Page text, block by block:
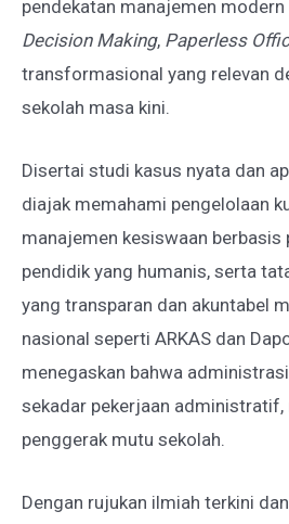
pendekatan manajemen
Decision Making, Paperless
transformasional yang relevan
sekolah masa kini.
Disertai studi kasus nyata dan
diajak memahami pengelolaan
manajemen kesiswaan
pendidik yang humanis, serta
yang transparan dan akuntabel
nasional seperti ARKAS dan
menegaskan bahwa
sekadar pekerjaan administratif,
penggerak mutu sekolah.
Dengan rujukan ilmiah terkini